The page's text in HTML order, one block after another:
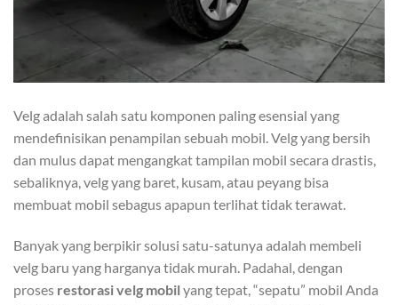
Velg adalah salah satu komponen paling esensial yang
mendefinisikan penampilan sebuah mobil. Velg yang bersih
dan mulus dapat mengangkat tampilan mobil secara drastis,
sebaliknya, velg yang baret, kusam, atau peyang bisa
membuat mobil sebagus apapun terlihat tidak terawat.
Banyak yang berpikir solusi satu-satunya adalah membeli
velg baru yang harganya tidak murah. Padahal, dengan
proses restorasi velg mobil yang tepat, “sepatu” mobil Anda